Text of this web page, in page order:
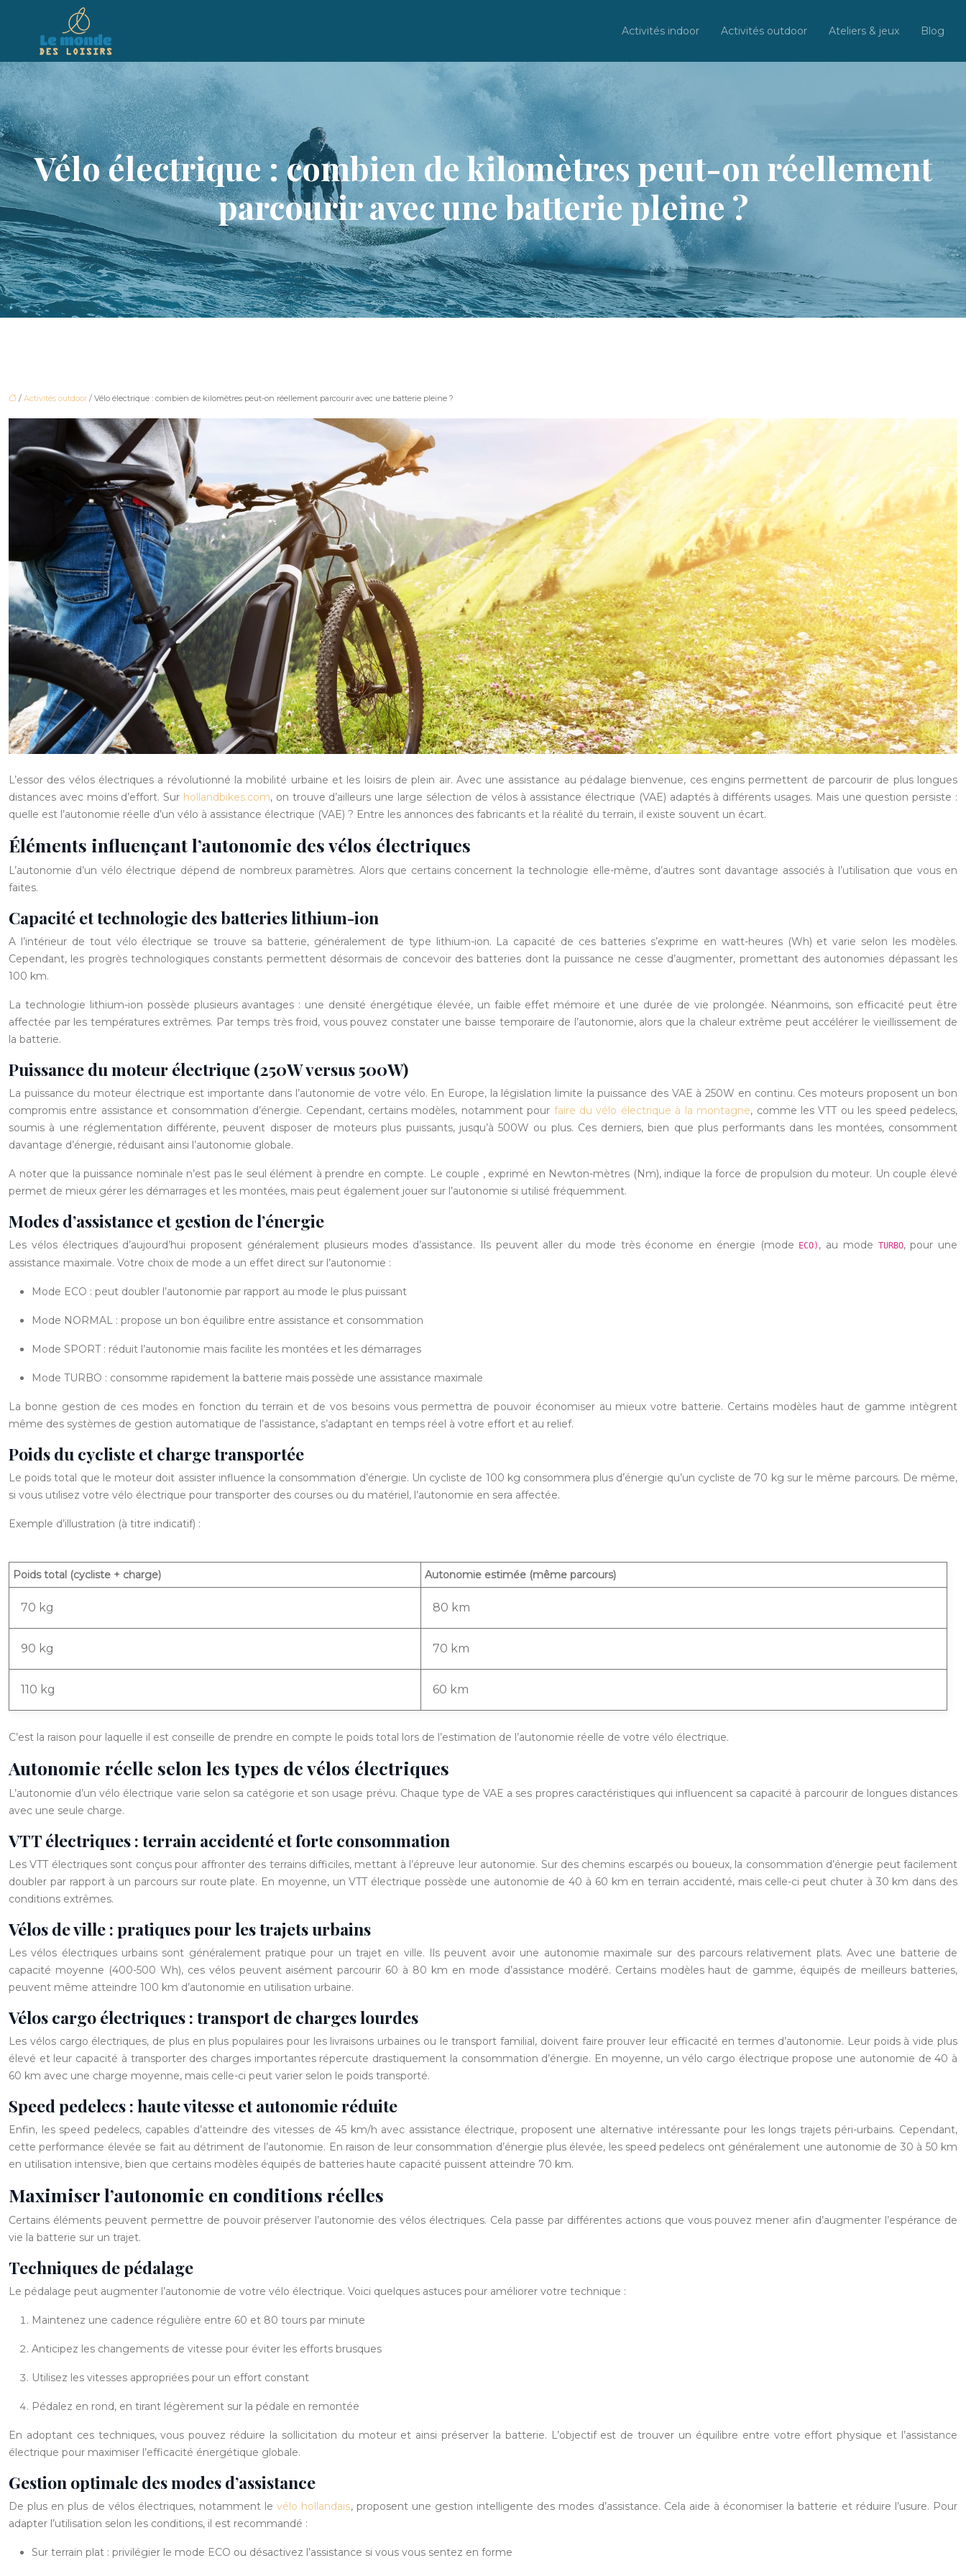
Activités indoor Activités outdoor Ateliers & jeux Blog
Vélo électrique : combien de kilomètres peut-on réellement
parcourir avec une batterie pleine ?
/ Activités outdoor / Vélo électrique : combien de kilomètres peut-on réellement parcourir avec une batterie pleine ?
L’essor des vélos électriques a révolutionné la mobilité urbaine et les loisirs de plein air. Avec une assistance au pédalage bienvenue, ces engins permettent de parcourir de plus longues
distances avec moins d’effort. Sur hollandbikes.com, on trouve d’ailleurs une large sélection de vélos à assistance électrique (VAE) adaptés à différents usages. Mais une question persiste :
quelle est l’autonomie réelle d’un vélo à assistance électrique (VAE) ? Entre les annonces des fabricants et la réalité du terrain, il existe souvent un écart.
Éléments influençant l’autonomie des vélos électriques
L’autonomie d’un vélo électrique dépend de nombreux paramètres. Alors que certains concernent la technologie elle-même, d’autres sont davantage associés à l’utilisation que vous en
faites.
Capacité et technologie des batteries lithium-ion
A l’intérieur de tout vélo électrique se trouve sa batterie, généralement de type lithium-ion. La capacité de ces batteries s’exprime en watt-heures (Wh) et varie selon les modèles.
Cependant, les progrès technologiques constants permettent désormais de concevoir des batteries dont la puissance ne cesse d’augmenter, promettant des autonomies dépassant les
100 km.
La technologie lithium-ion possède plusieurs avantages : une densité énergétique élevée, un faible effet mémoire et une durée de vie prolongée. Néanmoins, son efficacité peut être
affectée par les températures extrêmes. Par temps très froid, vous pouvez constater une baisse temporaire de l’autonomie, alors que la chaleur extrême peut accélérer le vieillissement de
la batterie.
Puissance du moteur électrique (250W versus 500W)
La puissance du moteur électrique est importante dans l’autonomie de votre vélo. En Europe, la législation limite la puissance des VAE à 250W en continu. Ces moteurs proposent un bon
compromis entre assistance et consommation d’énergie. Cependant, certains modèles, notamment pour faire du vélo électrique à la montagne, comme les VTT ou les speed pedelecs,
soumis à une réglementation différente, peuvent disposer de moteurs plus puissants, jusqu’à 500W ou plus. Ces derniers, bien que plus performants dans les montées, consomment
davantage d’énergie, réduisant ainsi l’autonomie globale.
A noter que la puissance nominale n’est pas le seul élément à prendre en compte. Le couple , exprimé en Newton-mètres (Nm), indique la force de propulsion du moteur. Un couple élevé
permet de mieux gérer les démarrages et les montées, mais peut également jouer sur l’autonomie si utilisé fréquemment.
Modes d’assistance et gestion de l’énergie
Les vélos électriques d’aujourd’hui proposent généralement plusieurs modes d’assistance. Ils peuvent aller du mode très économe en énergie (mode ECO) , au mode TURBO, pour une
assistance maximale. Votre choix de mode a un effet direct sur l’autonomie :
Mode ECO : peut doubler l’autonomie par rapport au mode le plus puissant
Mode NORMAL : propose un bon équilibre entre assistance et consommation
Mode SPORT : réduit l’autonomie mais facilite les montées et les démarrages
Mode TURBO : consomme rapidement la batterie mais possède une assistance maximale
La bonne gestion de ces modes en fonction du terrain et de vos besoins vous permettra de pouvoir économiser au mieux votre batterie. Certains modèles haut de gamme intègrent
même des systèmes de gestion automatique de l’assistance, s’adaptant en temps réel à votre effort et au relief.
Poids du cycliste et charge transportée
Le poids total que le moteur doit assister influence la consommation d’énergie. Un cycliste de 100 kg consommera plus d’énergie qu’un cycliste de 70 kg sur le même parcours. De même,
si vous utilisez votre vélo électrique pour transporter des courses ou du matériel, l’autonomie en sera affectée.
Exemple d’illustration (à titre indicatif) :
Poids total (cycliste + charge) Autonomie estimée (même parcours)
70 kg 80 km
90 kg 70 km
110 kg 60 km
C’est la raison pour laquelle il est conseille de prendre en compte le poids total lors de l’estimation de l’autonomie réelle de votre vélo électrique.
Autonomie réelle selon les types de vélos électriques
L’autonomie d’un vélo électrique varie selon sa catégorie et son usage prévu. Chaque type de VAE a ses propres caractéristiques qui influencent sa capacité à parcourir de longues distances
avec une seule charge.
VTT électriques : terrain accidenté et forte consommation
Les VTT électriques sont conçus pour affronter des terrains difficiles, mettant à l’épreuve leur autonomie. Sur des chemins escarpés ou boueux, la consommation d’énergie peut facilement
doubler par rapport à un parcours sur route plate. En moyenne, un VTT électrique possède une autonomie de 40 à 60 km en terrain accidenté, mais celle-ci peut chuter à 30 km dans des
conditions extrêmes.
Vélos de ville : pratiques pour les trajets urbains
Les vélos électriques urbains sont généralement pratique pour un trajet en ville. Ils peuvent avoir une autonomie maximale sur des parcours relativement plats. Avec une batterie de
capacité moyenne (400-500 Wh), ces vélos peuvent aisément parcourir 60 à 80 km en mode d’assistance modéré. Certains modèles haut de gamme, équipés de meilleurs batteries,
peuvent même atteindre 100 km d’autonomie en utilisation urbaine.
Vélos cargo électriques : transport de charges lourdes
Les vélos cargo électriques, de plus en plus populaires pour les livraisons urbaines ou le transport familial, doivent faire prouver leur efficacité en termes d’autonomie. Leur poids à vide plus
élevé et leur capacité à transporter des charges importantes répercute drastiquement la consommation d’énergie. En moyenne, un vélo cargo électrique propose une autonomie de 40 à
60 km avec une charge moyenne, mais celle-ci peut varier selon le poids transporté.
Speed pedelecs : haute vitesse et autonomie réduite
Enfin, les speed pedelecs, capables d’atteindre des vitesses de 45 km/h avec assistance électrique, proposent une alternative intéressante pour les longs trajets péri-urbains. Cependant,
cette performance élevée se fait au détriment de l’autonomie. En raison de leur consommation d’énergie plus élevée, les speed pedelecs ont généralement une autonomie de 30 à 50 km
en utilisation intensive, bien que certains modèles équipés de batteries haute capacité puissent atteindre 70 km.
Maximiser l’autonomie en conditions réelles
Certains éléments peuvent permettre de pouvoir préserver l’autonomie des vélos électriques. Cela passe par différentes actions que vous pouvez mener afin d’augmenter l’espérance de
vie la batterie sur un trajet.
Techniques de pédalage
Le pédalage peut augmenter l’autonomie de votre vélo électrique. Voici quelques astuces pour améliorer votre technique :
Maintenez une cadence régulière entre 60 et 80 tours par minute
Anticipez les changements de vitesse pour éviter les efforts brusques
Utilisez les vitesses appropriées pour un effort constant
Pédalez en rond, en tirant légèrement sur la pédale en remontée
En adoptant ces techniques, vous pouvez réduire la sollicitation du moteur et ainsi préserver la batterie. L’objectif est de trouver un équilibre entre votre effort physique et l’assistance
électrique pour maximiser l’efficacité énergétique globale.
Gestion optimale des modes d’assistance
De plus en plus de vélos électriques, notamment levélo hollandais, proposent une gestion intelligente des modes d’assistance. Cela aide à économiser la batterie et réduire l’usure. Pour
adapter l’utilisation selon les conditions, il est recommandé :
Sur terrain plat : privilégier le mode ECO ou désactivez l’assistance si vous vous sentez en forme